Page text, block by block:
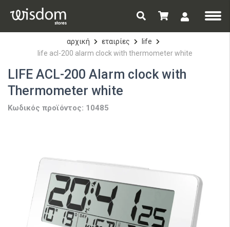
αρχική εταιρίες
life
life acl-200 alarm clock with thermometer white
LIFE ACL-200 Alarm clock with
Thermometer white
Κωδικός προϊόντος: 10485